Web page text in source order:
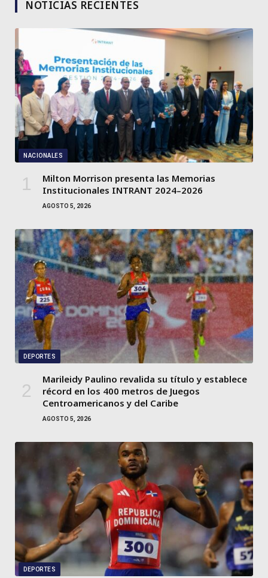
NOTICIAS RECIENTES
NACIONALES
Milton Morrison presenta las Memorias
Institucionales INTRANT 2024–2026
AGOSTO 5, 2026
DEPORTES
Marileidy Paulino revalida su título y establece
récord en los 400 metros de Juegos
Centroamericanos y del Caribe
AGOSTO 5, 2026
DEPORTES